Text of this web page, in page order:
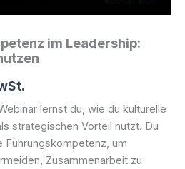
im Leadership:
lernst du, wie du kulturelle
strategischen Vorteil nutzt. Du
Führungskompetenz, um
Zusammenarbeit zu